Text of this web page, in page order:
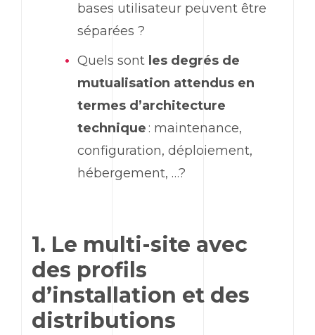
bases utilisateur peuvent être
séparées ?
Quels sont les degrés de
mutualisation attendus en
termes d’architecture
technique : maintenance,
configuration, déploiement,
hébergement, …?
1. Le multi-site avec
des profils
d’installation et des
distributions